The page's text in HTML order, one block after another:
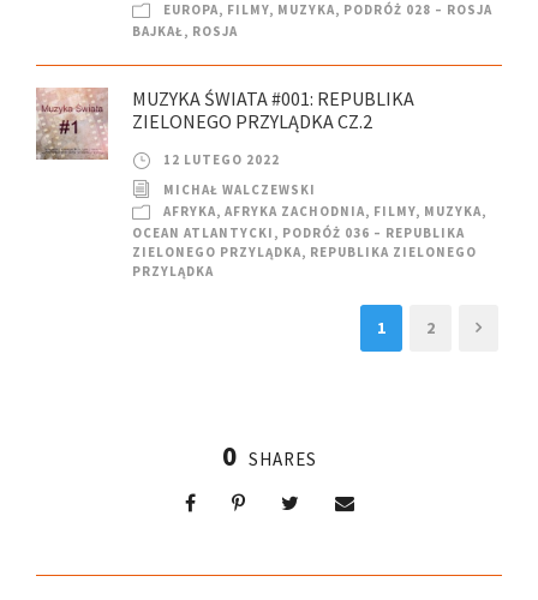
EUROPA, FILMY, MUZYKA, PODRÓŻ 028 – ROSJA
BAJKAŁ, ROSJA
MUZYKA ŚWIATA #001: REPUBLIKA
ZIELONEGO PRZYLĄDKA CZ.2
12 LUTEGO 2022
MICHAŁ WALCZEWSKI
AFRYKA, AFRYKA ZACHODNIA, FILMY, MUZYKA,
OCEAN ATLANTYCKI , PODRÓŻ 036 – REPUBLIKA
ZIELONEGO PRZYLĄDKA, REPUBLIKA ZIELONEGO
PRZYLĄDKA
1 2
0 SHARES